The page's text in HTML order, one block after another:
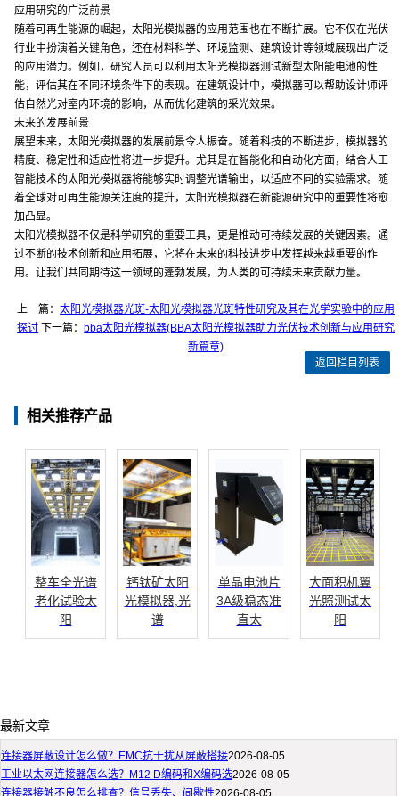
应用研究的广泛前景
随着可再生能源的崛起，太阳光模拟器的应用范围也在不断扩展。它不仅在光伏
行业中扮演着关键角色，还在材料科学、环境监测、建筑设计等领域展现出广泛
的应用潜力。例如，研究人员可以利用太阳光模拟器测试新型太阳能电池的性
能，评估其在不同环境条件下的表现。在建筑设计中，模拟器可以帮助设计师评
估自然光对室内环境的影响，从而优化建筑的采光效果。
未来的发展前景
展望未来，太阳光模拟器的发展前景令人振奋。随着科技的不断进步，模拟器的
精度、稳定性和适应性将进一步提升。尤其是在智能化和自动化方面，结合人工
智能技术的太阳光模拟器将能够实时调整光谱输出，以适应不同的实验需求。随
着全球对可再生能源关注度的提升，太阳光模拟器在新能源研究中的重要性将愈
加凸显。
太阳光模拟器不仅是科学研究的重要工具，更是推动可持续发展的关键因素。通
过不断的技术创新和应用拓展，它将在未来的科技进步中发挥越来越重要的作
用。让我们共同期待这一领域的蓬勃发展，为人类的可持续未来贡献力量。
上一篇：太阳光模拟器光斑-太阳光模拟器光斑特性研究及其在光学实验中的应用
探讨 下一篇： bba太阳光模拟器(BBA太阳光模拟器助力光伏技术创新与应用研究
新篇章)
返回栏目列表
相关推荐产品
整车全光谱
老化试验太
阳
钙钛矿太阳
光模拟器,光
谱
单晶电池片
3A级稳态准
直太
大面积机翼
光照测试太
阳
最新文章
连接器屏蔽设计怎么做？EMC抗干扰从屏蔽搭接2026-08-05
工业以太网连接器怎么选？M12 D编码和X编码选2026-08-05
连接器接触不良怎么排查？信号丢失、间歇性2026-08-05